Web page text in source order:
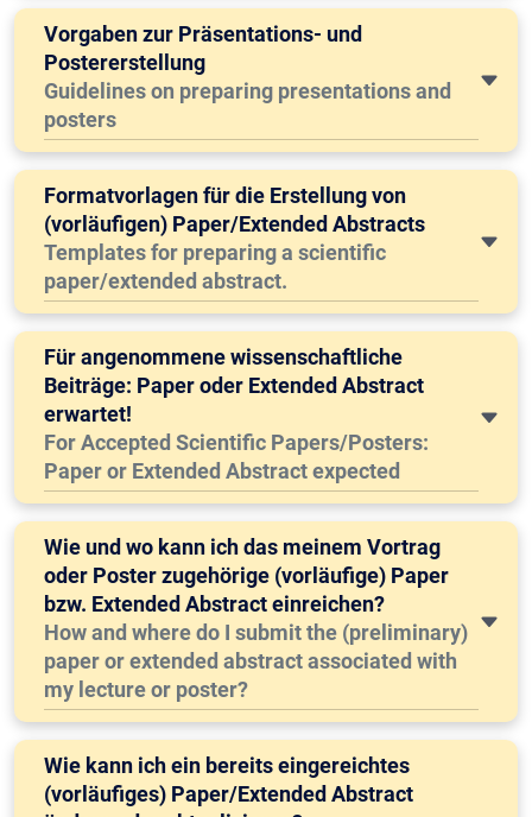
Vorgaben zur Präsentations- und
Postererstellung
Guidelines on preparing presentations and
posters
Formatvorlagen für die Erstellung von
(vorläufigen) Paper/Extended Abstracts
Templates for preparing a scientific
paper/extended abstract.
Für angenommene wissenschaftliche
Beiträge: Paper oder Extended Abstract
erwartet!
For Accepted Scientific Papers/Posters:
Paper or Extended Abstract expected
Wie und wo kann ich das meinem Vortrag
oder Poster zugehörige (vorläufige) Paper
bzw. Extended Abstract einreichen?
How and where do I submit the (preliminary)
paper or extended abstract associated with
my lecture or poster?
Wie kann ich ein bereits eingereichtes
(vorläufiges) Paper/Extended Abstract